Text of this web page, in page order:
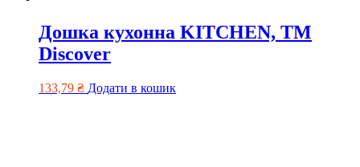
Дошка кухонна KITCHEN, TM
Discover
133,79 ₴ Додати в кошик